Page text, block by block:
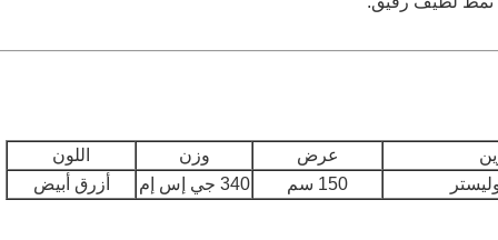
عرض وزن
اللون
150 سم
340 جي إس إم أزرق أبيض